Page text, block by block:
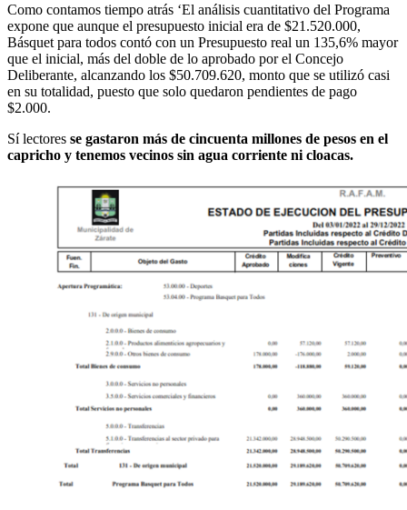
Como contamos tiempo atrás ‘El análisis cuantitativo del Programa
expone que aunque el presupuesto inicial era de $21.520.000,
Básquet para todos contó con un Presupuesto real un 135,6% mayor
que el inicial, más del doble de lo aprobado por el Concejo
Deliberante, alcanzando los $50.709.620, monto que se utilizó casi
en su totalidad, puesto que solo quedaron pendientes de pago
$2.000.
Sí lectores se gastaron más de cincuenta millones de pesos en el
capricho y tenemos vecinos sin agua corriente ni cloacas.